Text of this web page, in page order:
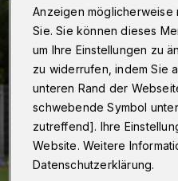
Anzeigen möglicherweise
Sie. Sie können dieses
um Ihre Einstellungen zu
zu widerrufen, indem Sie
unteren Rand der
schwebende Symbol
zutreffend]. Ihre
Website. Weitere
Datenschutzerklärung.